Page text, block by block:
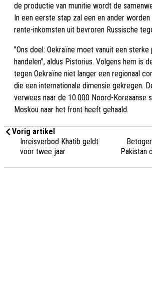
de productie van munitie wordt de
In een eerste stap zal een en ander
rente-inkomsten uit bevroren Russische
"Ons doel: Oekraïne moet vanuit een sterke
handelen", aldus Pistorius. Volgens hem is
tegen Oekraïne niet langer een regionaal
die een internationale dimensie gekregen.
verwees naar de 10.000 Noord-Koreaanse
Moskou naar het front heeft gehaald.
Vorig artikel
Inreisverbod Khatib geldt
voor twee jaar
Pakistan